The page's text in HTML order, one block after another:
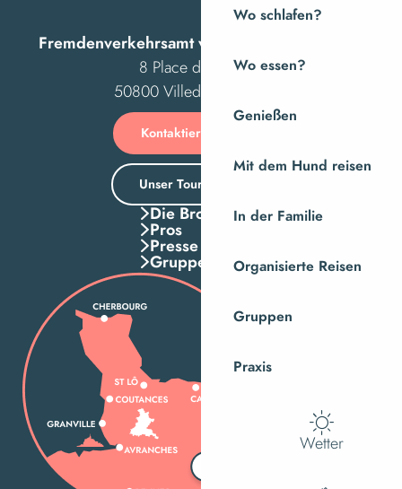
Wo schlafen?
Wo essen?
Genießen
Mit dem Hund reisen
In der Familie
Organisierte Reisen
Gruppen
Praxis
Wetter
Fremdenverkehrsamt von Villedieu Intercom
8 Place des Costils
50800 Villedieu-les-Poêles
Kontaktieren Sie uns
Unser Tourismusbüro
Die Broschuren
Pros
Presse
Gruppen